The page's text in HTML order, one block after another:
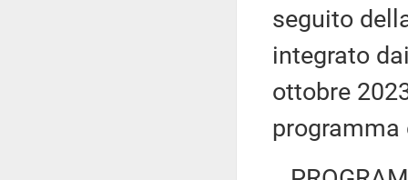
seguito
integrato
ottobre